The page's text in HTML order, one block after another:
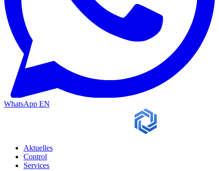
WhatsApp EN
Aktuelles
Control
Services